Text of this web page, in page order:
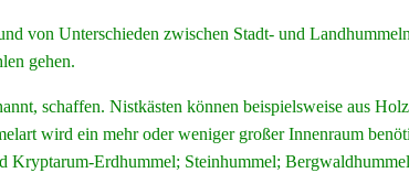
von Unterschieden zwischen Stadt- und
gehen.
schaffen. Nistkästen können beispielsweise aus
wird ein mehr oder weniger großer Innenraum
Kryptarum-Erdhummel; Steinhummel;